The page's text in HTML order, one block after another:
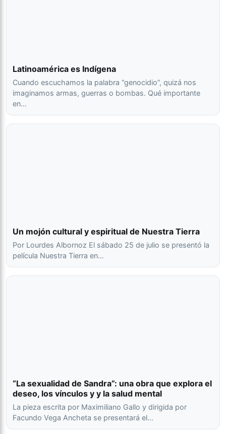
Latinoamérica es Indígena
Cuando escuchamos la palabra “genocidio”, quizá nos
imaginamos armas, guerras o bombas. Qué importante
en…
Un mojón cultural y espiritual de Nuestra Tierra
Por Lourdes Albornoz El sábado 25 de julio se presentó la
película Nuestra Tierra en…
“La sexualidad de Sandra”: una obra que explora el
deseo, los vínculos y y la salud mental
La pieza escrita por Maximiliano Gallo y dirigida por
Facundo Vega Ancheta se presentará el…